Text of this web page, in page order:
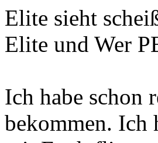
Elite sieht
Elite und Wer
Ich habe schon
bekommen. Ich